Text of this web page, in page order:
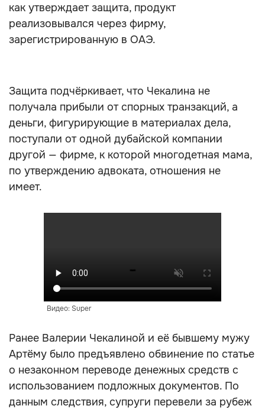
как утверждает защита, продукт
реализовывался через фирму,
зарегистрированную в ОАЭ.
Защита подчёркивает, что Чекалина не
получала прибыли от спорных транзакций, а
деньги, фигурирующие в материалах дела,
поступали от одной дубайской компании
другой — фирме, к которой многодетная мама,
по утверждению адвоката, отношения не
имеет.
Видео: Super
Ранее Валерии Чекалиной и её бывшему мужу
Артёму было предъявлено обвинение по статье
о незаконном переводе денежных средств с
использованием подложных документов. По
данным следствия, супруги перевели за рубеж